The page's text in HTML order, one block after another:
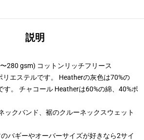
説明
280 gsm) コットンリッチフリース
リエステルです。 Heatherの灰色は70%の
す。 チャコール Heatherは60%の綿、40%ポ
ックバンド、裾のクルーネックスウェット
バギーやオーバーサイズが好きなら2サイ